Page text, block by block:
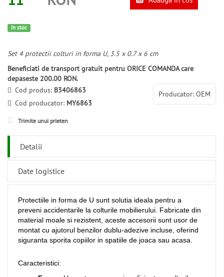
In stoc
Set 4 protectii colturi in forma U, 3.5 x 0.7 x 6 cm
Beneficiati de transport gratuit pentru ORICE COMANDA care
depaseste 200.00 RON.
Producator: OEM
Cod produs: B3406863
Cod producator: MY6863
Trimite unui prieten
Detalii
Date logistice
Protectiile in forma de U sunt solutia ideala pentru a
preveni accidentarile la colturile mobilierului. Fabricate din
material moale si rezistent, aceste accesorii sunt usor de
montat cu ajutorul benzilor dublu-adezive incluse, oferind
siguranta sporita copiilor in spatiile de joaca sau acasa.
Caracteristici: